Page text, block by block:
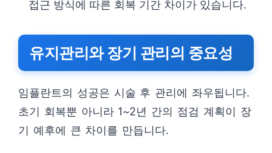
접근 방식에 따른 회복 기간 차이가 있습니다.
유지관리와 장기 관리의 중요성
임플란트의 성공은 시술 후 관리에 좌우됩니다.
초기 회복뿐 아니라 1~2년 간의 점검 계획이 장
기 예후에 큰 차이를 만듭니다.